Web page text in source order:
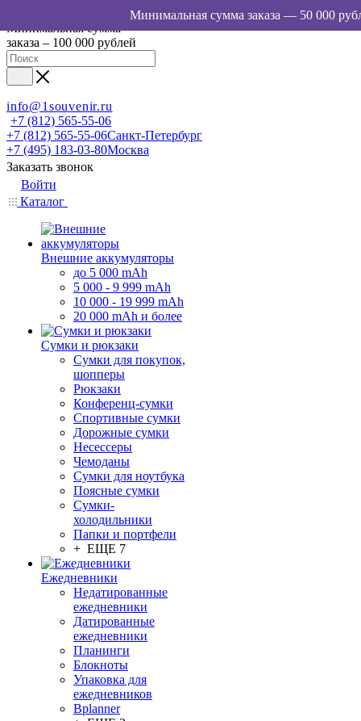
Минимальная сумма
заказа – 100 000 рублей
info@1souvenir.ru
+7 (812) 565-55-06
+7 (812) 565-55-06Санкт-Петербург
+7 (495) 183-03-80Москва
Заказать звонок
Войти
Каталог
Внешние аккумуляторы
до 5 000 mAh
5 000 - 9 999 mAh
10 000 - 19 999 mAh
20 000 mAh и более
Сумки и рюкзаки
Сумки для покупок,
шопперы
Рюкзаки
Конференц-сумки
Спортивные сумки
Дорожные сумки
Несессеры
Чемоданы
Сумки для ноутбука
Поясные сумки
Сумки-
холодильники
Папки и портфели
+ ЕЩЕ 7
Ежедневники
Недатированные
ежедневники
Датированные
ежедневники
Планинги
Блокноты
Упаковка для
ежедневников
Bplanner